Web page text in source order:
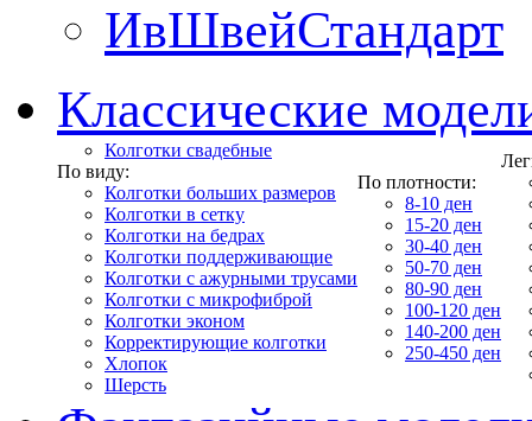
ИвШвейСтандарт
Классические
Колготки свадебные
По виду:
Колготки больших размеров
Колготки в сетку
Колготки на бедрах
Колготки поддерживающие
Колготки с ажурными трусами
Колготки с микрофиброй
Колготки эконом
Корректирующие колготки
Хлопок
Шерсть
По плотности:
8-10 ден
15-20 ден
30-40 ден
50-70 ден
80-90 ден
100-120 ден
140-200 ден
250-450 ден